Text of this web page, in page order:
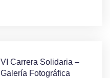
VI Carrera Solidaria –
Galería Fotográfica